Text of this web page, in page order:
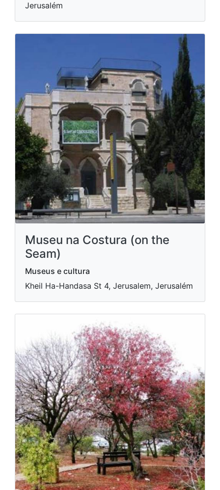
Jerusalém
Museu na Costura (on the
Seam)
Museus e cultura
Kheil Ha-Handasa St 4, Jerusalem, Jerusalém